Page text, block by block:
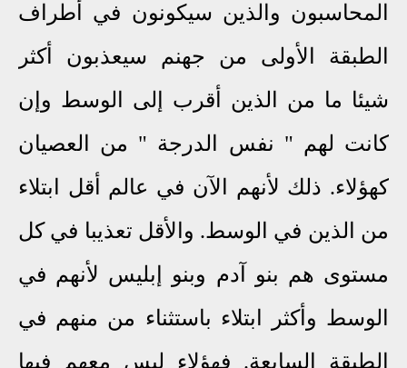
المحاسبون والذين سيكونون في أطراف
الطبقة الأولى من جهنم سيعذبون أكثر
شيئا ما من الذين أقرب إلى الوسط وإن
كانت لهم " نفس الدرجة " من العصيان
كهؤلاء. ذلك لأنهم الآن في عالم أقل ابتلاء
من الذين في الوسط. والأقل تعذيبا في كل
مستوى هم بنو آدم وبنو إبليس لأنهم في
الوسط وأكثر ابتلاء باستثناء من منهم في
الطبقة السابعة. فهؤلاء ليس معهم فيها